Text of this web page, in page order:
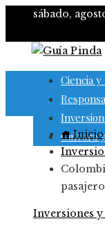
sábado,
Ciencia
Cultura
Inicio
Inversiones y